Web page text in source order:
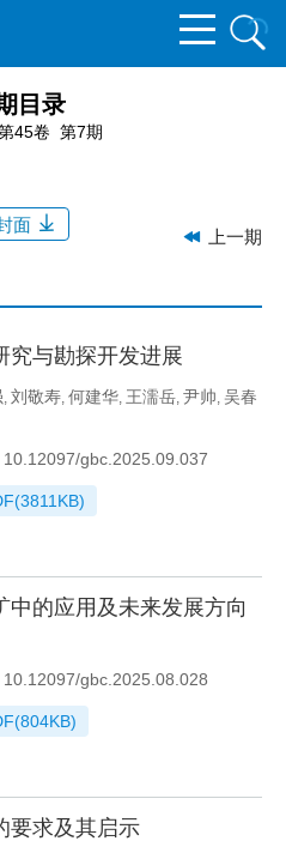
目录
45卷 第7期
上一期
面
与勘探开发进展
, 刘敬寿, 何建华, 王濡岳, 尹帅, 吴春
10.12097/gbc.2025.09.037
3811KB)
中的应用及未来发展方向
10.12097/gbc.2025.08.028
804KB)
要求及其启示